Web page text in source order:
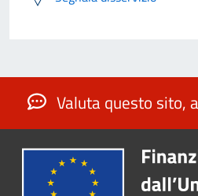
Valuta questo sito,